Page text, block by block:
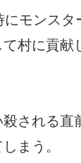
にモンスタ
村に貢献
される直
まう。